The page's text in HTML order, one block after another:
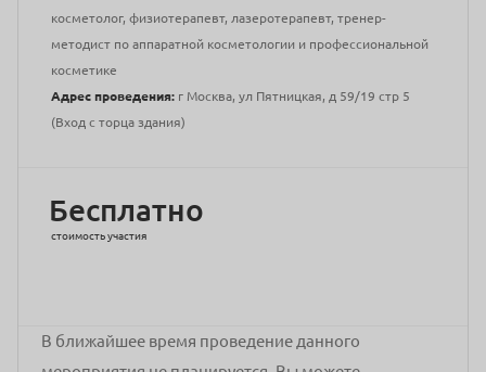
косметолог, физиотерапевт, лазеротерапевт, тренер-
методист по аппаратной косметологии и профессиональной
косметике
Адрес проведения: г Москва, ул Пятницкая, д 59/19 стр 5
(Вход с торца здания)
Бесплатно
стоимость участия
В ближайшее время проведение данного